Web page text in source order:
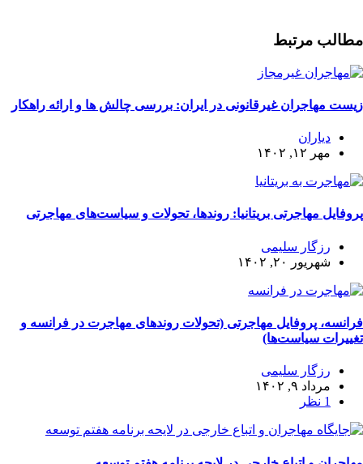
مطالب مرتبط
زیست مهاجران غیرقانونی در ایران: بررسی چالش ها و ارائه راهکار
دیاران
مهر ۱۲, ۱۴۰۲
پروفایل مهاجرتی بریتانیا: روندها، تحولات و سیاست‌های مهاجرتی
رزگار سلیمی
شهریور ۲۰, ۱۴۰۲
فرانسه، پروفایل مهاجرتی (تحولات روندهای مهاجرت در فرانسه و
تغییرات سیاست‌ها)
رزگار سلیمی
مرداد ۹, ۱۴۰۲
1 نظر